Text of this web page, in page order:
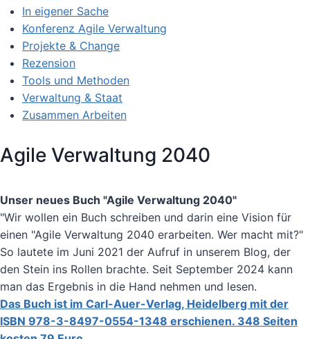
In eigener Sache
Konferenz Agile Verwaltung
Projekte & Change
Rezension
Tools und Methoden
Verwaltung & Staat
Zusammen Arbeiten
Agile Verwaltung 2040
Unser neues Buch "Agile Verwaltung 2040"
"Wir wollen ein Buch schreiben und darin eine Vision für
einen "Agile Verwaltung 2040 erarbeiten. Wer macht mit?"
So lautete im Juni 2021 der Aufruf in unserem Blog, der
den Stein ins Rollen brachte. Seit September 2024 kann
man das Ergebnis in die Hand nehmen und lesen.
Das Buch ist im Carl-Auer-Verlag, Heidelberg mit der
ISBN 978-3-8497-0554-1348 erschienen. 348 Seiten